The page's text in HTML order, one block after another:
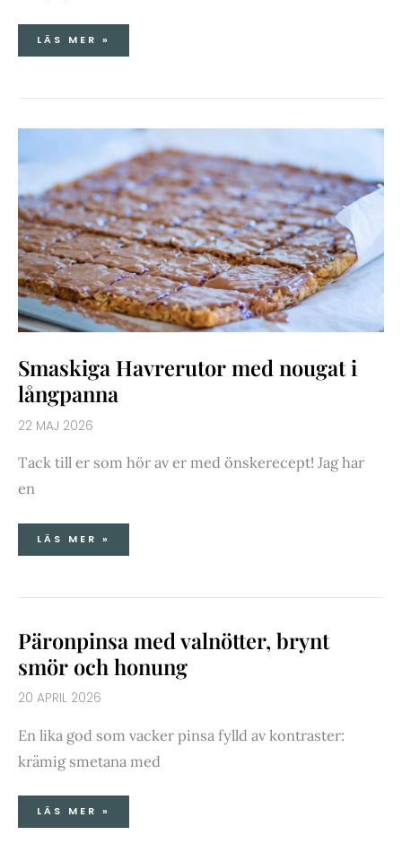
LÄS MER »
Smaskiga Havrerutor med nougat i
långpanna
22 MAJ 2026
Tack till er som hör av er med önskerecept! Jag har
en
SMASKIGA
LÅNGPANNA
LÄS MER »
Päronpinsa med valnötter, brynt
smör och honung
20 APRIL 2026
En lika god som vacker pinsa fylld av kontraster:
krämig smetana med
PÄRONPINSA
MED
VALNÖTTER,
BRYNT
SMÖR
OCH
LÄS MER »